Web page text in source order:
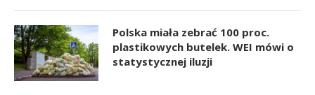
Polska miała zebrać 100 proc.
plastikowych butelek. WEI mówi o
statystycznej iluzji